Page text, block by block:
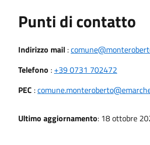
Punti di contatto
Indirizzo mail :
Telefono : +39 0731 702472
PEC :
Ultimo aggiornamento: 18 ottobre